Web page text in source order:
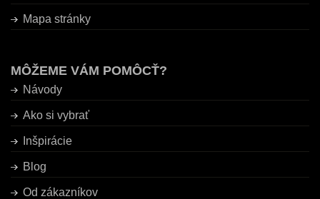
Mapa stránky
MÔŽEME VÁM POMÔCŤ?
Návody
Ako si vybrať
Inšpirácie
Blog
Od zákazníkov